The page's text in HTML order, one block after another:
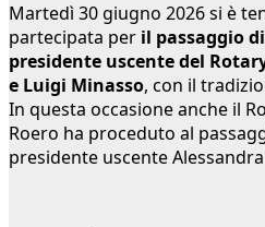
Martedì 30 giugno 2026 si è
partecipata per il passaggio
presidente uscente del
e Luigi Minasso, con il
In questa occasione anche il
Roero ha proceduto al
presidente uscente